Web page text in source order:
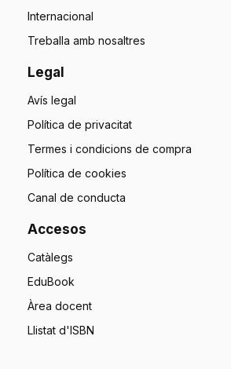
Internacional
Treballa amb nosaltres
Legal
Avís legal
Política de privacitat
Termes i condicions de compra
Política de cookies
Canal de conducta
Accesos
Catàlegs
EduBook
Àrea docent
Llistat d'ISBN